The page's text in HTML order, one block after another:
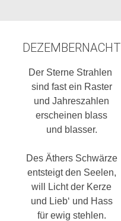
DEZEMBERNACHT
Der Sterne Strahlen
sind fast ein Raster
und Jahreszahlen
erscheinen blass
und blasser.
Des Äthers Schwärze
entsteigt den Seelen,
will Licht der Kerze
und Lieb‘ und Hass
für ewig stehlen.